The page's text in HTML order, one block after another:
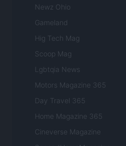
Newz Ohio
Gameland
Hig Tech Mag
Scoop Mag
Lgbtqia News
Motors Magazine 365
Day Travel 365
Home Magazine 365
Cineverse Magazine